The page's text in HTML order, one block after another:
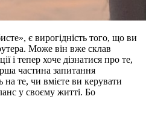
є вирогідність того, що ви
Може він вже склав
і тепер хоче дізнатися про те,
частина запитання
на те, чи вмієте ви керувати
у своєму житті. Бо